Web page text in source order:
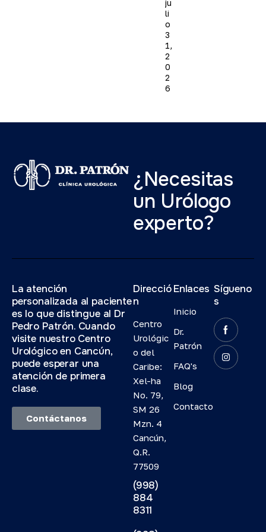
ju
li
o
3
1,
2
0
2
6
¿Necesitas
un Urólogo
experto?
La atención
personalizada al paciente
es lo que distingue al Dr
Pedro Patrón. Cuando
visite nuestro Centro
Urológico en Cancún,
puede esperar una
atención de primera
clase.
Contáctanos
Direcció
n
Centro
Urológic
o del
Caribe:
Xel-ha
No. 79,
SM 26
Mzn. 4
Cancún,
Q.R.
77509
(998)
884
8311
Enlaces
Inicio
Dr.
Patrón
FAQ's
Blog
Contacto
Sígueno
s